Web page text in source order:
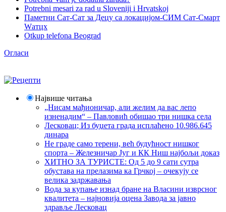
Potrebni mesari za rad u Sloveniji i Hrvatskoj
Паметни Сат-Сат за Децу са локацијом-СИМ Сат-Смарт
Wатцх
Otkup telefona Beograd
Огласи
Највише читања
„Нисам мађионичар, али желим да вас лепо
изненадим“ – Павловић обишао три нишка села
Лесковац; Из буџета града исплаћено 10.986.645
динара
Не граде само терени, већ будућност нишког
спорта – Железничар Југ и КК Ниш најбољи доказ
ХИТНО ЗА ТУРИСТЕ: Од 5 до 9 сати сутра
обустава на прелазима ка Грчкој – очекују се
велика задржавања
Вода за купање изнад бране на Власини изврсног
квалитета – најновија оцена Завода за јавно
здравље Лесковац